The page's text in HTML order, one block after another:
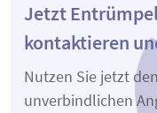
Jetzt
kontaktieren
Nutzen Sie jetzt
unverbindlichen